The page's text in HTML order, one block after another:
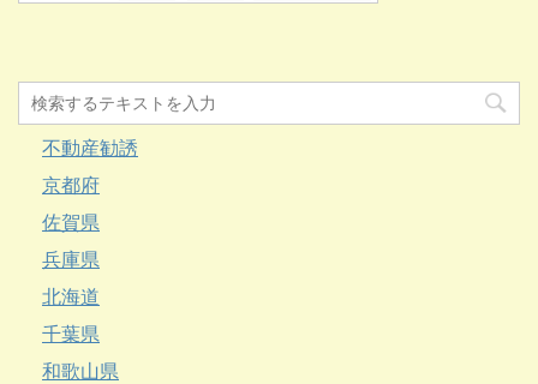
不動産勧誘
京都府
佐賀県
兵庫県
北海道
千葉県
和歌山県